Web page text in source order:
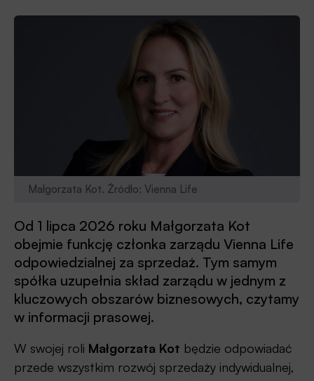
Małgorzata Kot. Źródło: Vienna Life
Od 1 lipca 2026 roku Małgorzata Kot
obejmie funkcję członka zarządu Vienna Life
odpowiedzialnej za sprzedaż. Tym samym
spółka uzupełnia skład zarządu w jednym z
kluczowych obszarów biznesowych, czytamy
w informacji prasowej.
W swojej roli Małgorzata Kot będzie odpowiadać
przede wszystkim rozwój sprzedaży indywidualnej,